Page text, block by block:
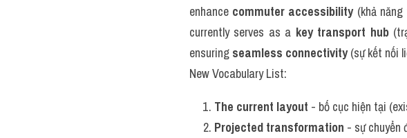
enhance commuter accessibility (khả năng
currently serves as a key transport hub
ensuring seamless connectivity (sự kết nối
New Vocabulary List:
The current layout - bố cục hiện tại
Projected transformation - sự